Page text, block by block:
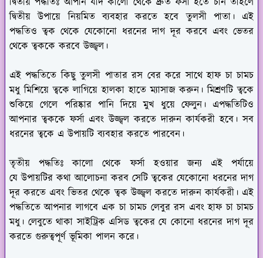
দ্বিতীয় উপায়ে নিয়মিত ব্যবহার করতে হবে তুলসী পাতা। এই
পদ্ধতিও ত্বক থেকে যেকোনো ধরনের দাগ দূর করবে এবং ভেতর
থেকে ত্বককে করবে উজ্জ্বল।
এই পদ্ধতিতে কিছু তুলসী পাতার রস বের করে সাথে হাফ চা চামচ
মধু মিশিয়ে ত্বকে লাগিয়ে হালকা হাতে ম্যাসাজ করুন। মিশ্রণটি ত্বকে
শুকিয়ে গেলে পরিষ্কার পানি দিয়ে মুখ ধুয়ে ফেলুন। এপদ্ধতিটিও
আপনার ত্বককে ফর্সা এবং উজ্জ্বল করতে দারুন কার্যকরী হবে। সব
ধরনের ত্বকে এ উপায়টি ব্যবহার করতে পারবেন।
তৃতীয় পদ্ধতিঃ কালো থেকে ফর্সা হওয়ার জন্য এই পর্যায়ে
যে উপায়টির কথা আলোচনা করব সেটি ত্বকের যেকোনো ধরনের দাগ
দূর করতে এবং ভিতর থেকে ত্বক উজ্জ্বল করতে দারুন কার্যকরী। এই
পদ্ধতিতে আপনার লাগবে এক চা চামচ লেবুর রস এবং হাফ চা চামচ
মধু। লেবুতে থাকা সাইট্রিক এসিড ত্বকের যে কোনো ধরনের দাগ দূর
করতে গুরুত্বপূর্ণ ভূমিকা পালন করে।